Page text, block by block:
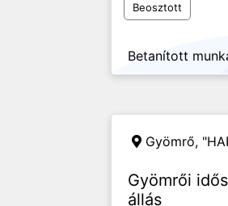
Beosztott
Betanított
Gyömrő,
Gyömrői
állás